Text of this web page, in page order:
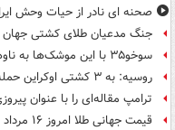
صحنه ای نادر از حیات وحش
جنگ مدعیان طلای کشتی جهان
سوخو۳۵ با این موشک‌ها به ناوهای‌جنگی حمله می‌کند
روسیه: به ۳ کشتی اوکراین حمله و ۲۰۳ پهپاد را سرنگون کردیم
ترامپ مقاله‌ای را با عنوان
قیمت جهانی طلا امروز ۱۶ مرداد